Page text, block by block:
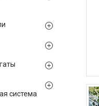
система